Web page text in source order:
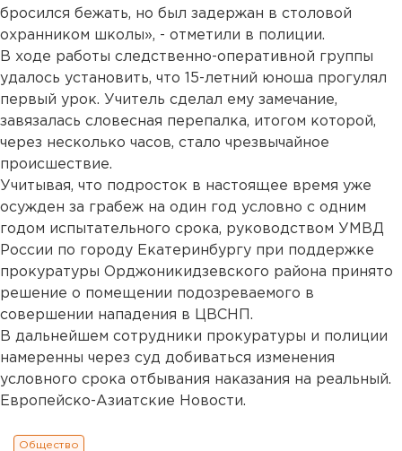
бросился бежать, но был задержан в столовой
охранником школы», - отметили в полиции.
В ходе работы следственно-оперативной группы
удалось установить, что 15-летний юноша прогулял
первый урок. Учитель сделал ему замечание,
завязалась словесная перепалка, итогом которой,
через несколько часов, стало чрезвычайное
происшествие.
Учитывая, что подросток в настоящее время уже
осужден за грабеж на один год условно с одним
годом испытательного срока, руководством УМВД
России по городу Екатеринбургу при поддержке
прокуратуры Орджоникидзевского района принято
решение о помещении подозреваемого в
совершении нападения в ЦВСНП.
В дальнейшем сотрудники прокуратуры и полиции
намеренны через суд добиваться изменения
условного срока отбывания наказания на реальный.
Европейско-Азиатские Новости.
Общество